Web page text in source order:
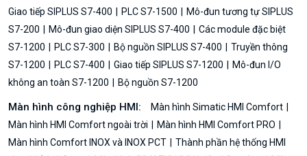
Giao tiếp SIPLUS S7-400
PLC S7-1500
Mô-đun tương tự SIPLUS
S7-200
Mô-đun giao diện SIPLUS S7-400
Các module đặc biệt
S7-1200
PLC S7-300 Bộ nguồn SIPLUS S7-400
Truyền thông
S7-1200
PLC S7-400 Giao tiếp SIPLUS S7-1200
Mô-đun I/O
không an toàn S7-1200
Bộ nguồn S7-1200
Màn hình công nghiệp HMI:
Màn hình Simatic HMI Comfort
Màn hình HMI Comfort ngoài trời
Màn hình HMI Comfort PRO
Màn hình Comfort INOX và INOX PCT
Thành phần hệ thống HMI